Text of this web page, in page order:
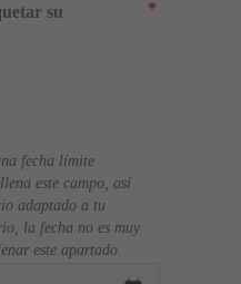
su
fecha límite
este campo, así
adaptado a tu
la fecha no es muy
este apartado.